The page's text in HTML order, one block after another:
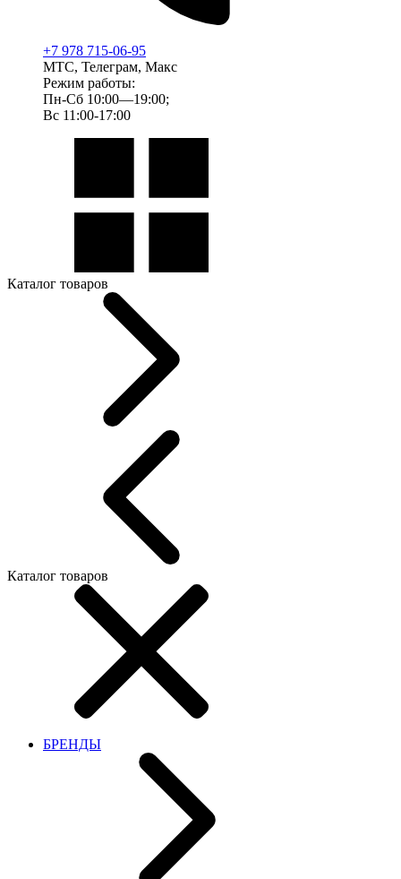
+7 978 715-06-95
МТС, Телеграм, Макс
Режим работы:
Пн-Сб 10:00—19:00;
Вс 11:00-17:00
Каталог товаров
Каталог товаров
БРЕНДЫ